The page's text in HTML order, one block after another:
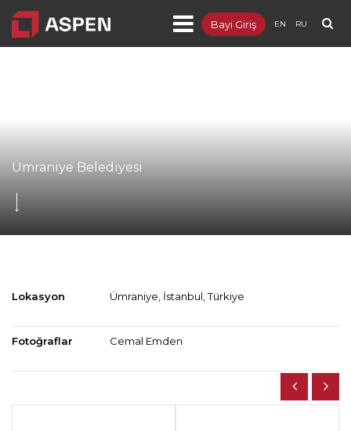
EN RU
Bayi Giriş
Ümraniye Belediyesi
Lokasyon Ümraniye, İstanbul, Türkiye
Fotoğraflar Cemal Emden